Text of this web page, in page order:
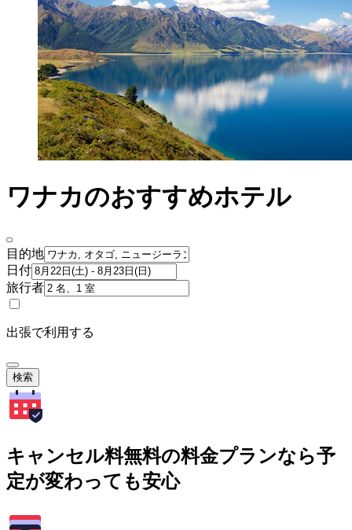
ワナカのおすすめホテル
目的地
日付
旅行者
出張で利用する
検索
キャンセル料無料の料金プランなら予
定が変わっても安心